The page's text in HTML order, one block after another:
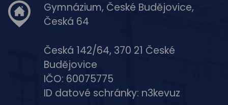
Gymnázium, České Budějovice,
Česká 64
Česká 142/64, 370 21 České
Budějovice
IČO: 60075775
ID datové schránky: n3kevuz